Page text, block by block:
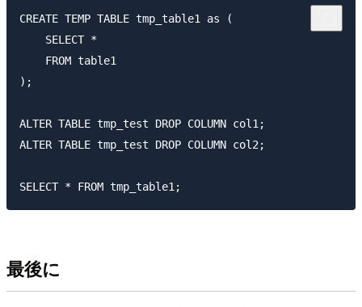
CREATE TEMP TABLE tmp_table1 as (
    SELECT *
    FROM table1
);
ALTER TABLE tmp_test DROP COLUMN col1;
ALTER TABLE tmp_test DROP COLUMN col2;
最後に